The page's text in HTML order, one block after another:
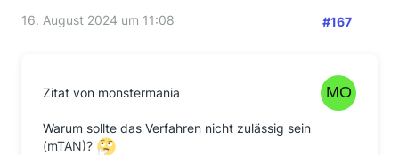
16. August 2024 um 11:08 #167
Zitat von monstermania
Warum sollte das Verfahren nicht zulässig sein
(mTAN)?